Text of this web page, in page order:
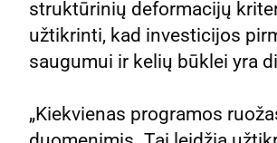
struktūrinių deformacijų
užtikrinti, kad investicijos
saugumui ir kelių būklei yra
„Kiekvienas programos